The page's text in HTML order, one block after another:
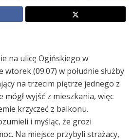
na ulicę Ogińskiego w
wtorek (09.07) w południe służby
na trzecim piętrze jednego z
mógł wyjść z mieszkania, więc
krzyczeć z balkonu.
i myśląc, że grozi
Na miejsce przybyli strażacy,